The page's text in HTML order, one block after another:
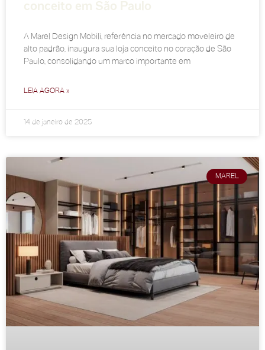
conceito em São Paulo
A Marel Design Mobili, referência no mercado moveleiro de
alto padrão, inaugura sua loja conceito no coração de São
Paulo, consolidando um marco importante em
LEIA AGORA »
14 de janeiro de 2025
MAREL